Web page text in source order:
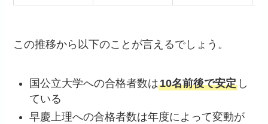
この推移から以下のことが言えるでしょう。
国公立大学への合格者数は10名前後で安定 し
ている
早慶上理への合格者数は年度によって変動が